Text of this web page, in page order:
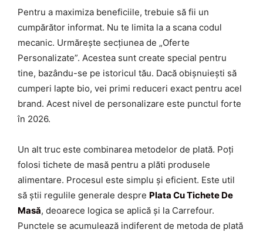
Pentru a maximiza beneficiile, trebuie să fii un
cumpărător informat. Nu te limita la a scana codul
mecanic. Urmărește secțiunea de „Oferte
Personalizate”. Acestea sunt create special pentru
tine, bazându-se pe istoricul tău. Dacă obișnuiești să
cumperi lapte bio, vei primi reduceri exact pentru acel
brand. Acest nivel de personalizare este punctul forte
în 2026.
Un alt truc este combinarea metodelor de plată. Poți
folosi tichete de masă pentru a plăti produsele
alimentare. Procesul este simplu și eficient. Este util
să știi regulile generale despre Plata Cu Tichete De
Masă, deoarece logica se aplică și la Carrefour.
Punctele se acumulează indiferent de metoda de plată